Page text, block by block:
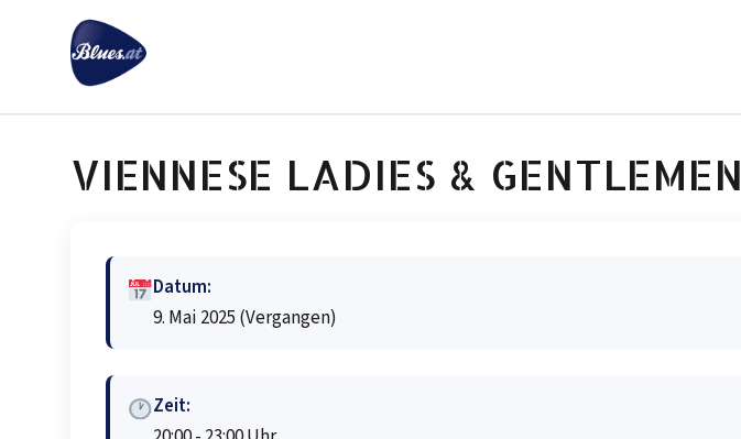
VIENNESE LADIES & GENTLEMEN
Datum:
9. Mai 2025 (Vergangen)
Zeit: